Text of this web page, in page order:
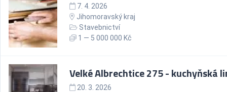
7. 4. 2026
Jihomoravský kraj
Stavebnictví
1 — 5 000 000 Kč
Velké Albrechtice 275 - kuchyňská
20. 3. 2026